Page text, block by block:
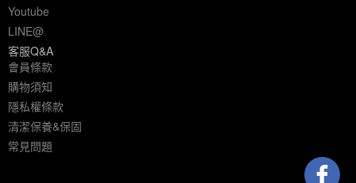
Youtube
LINE@
客服Q&A
會員條款
購物須知
隱私權條款
清潔保養&保固
常見問題